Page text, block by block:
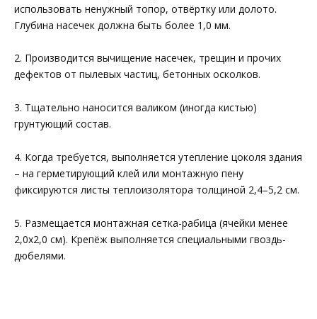
использовать ненужный топор, отвёртку или долото.
Глубина насечек должна быть более 1,0 мм.
2. Производится вычищение насечек, трещин и прочих
дефектов от пылевых частиц, бетонных осколков.
3. Тщательно наносится валиком (иногда кистью)
грунтующий состав.
4. Когда требуется, выполняется утепление цоколя здания
– на герметирующий клей или монтажную пену
фиксируются листы теплоизолятора толщиной 2,4–5,2 см.
5. Размещается монтажная сетка-рабица (ячейки менее
2,0х2,0 см). Крепёж выполняется специальными гвоздь-
дюбелями.